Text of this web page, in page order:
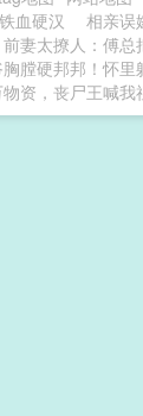
血硬汉 相亲误
前妻太撩人：傅总
胸膛硬邦邦！怀里
资，丧尸王喊我